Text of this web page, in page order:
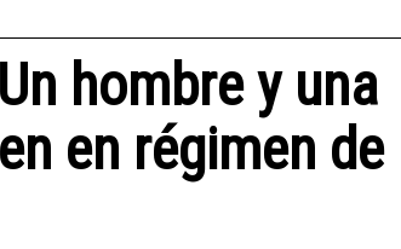
hombre y una
en régimen de